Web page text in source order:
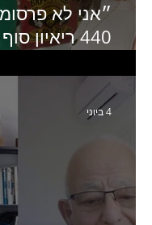
״אני לא
440 ריאיון
מנכ״לית
4 ביוני